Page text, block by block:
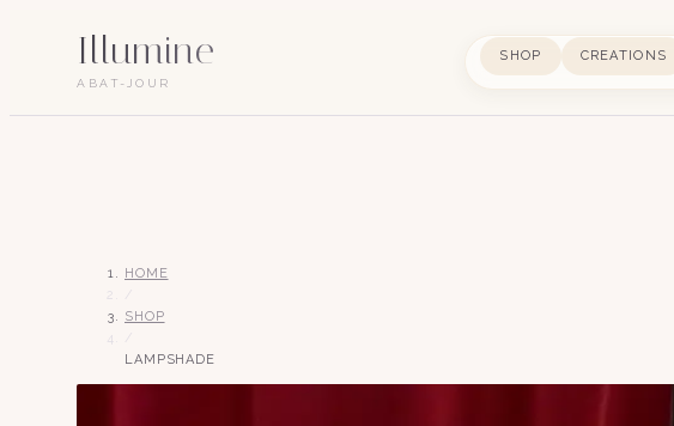
Illumine
ABAT-JOUR
SHOP CREATIONS
HOME
SHOP
LAMPSHADE